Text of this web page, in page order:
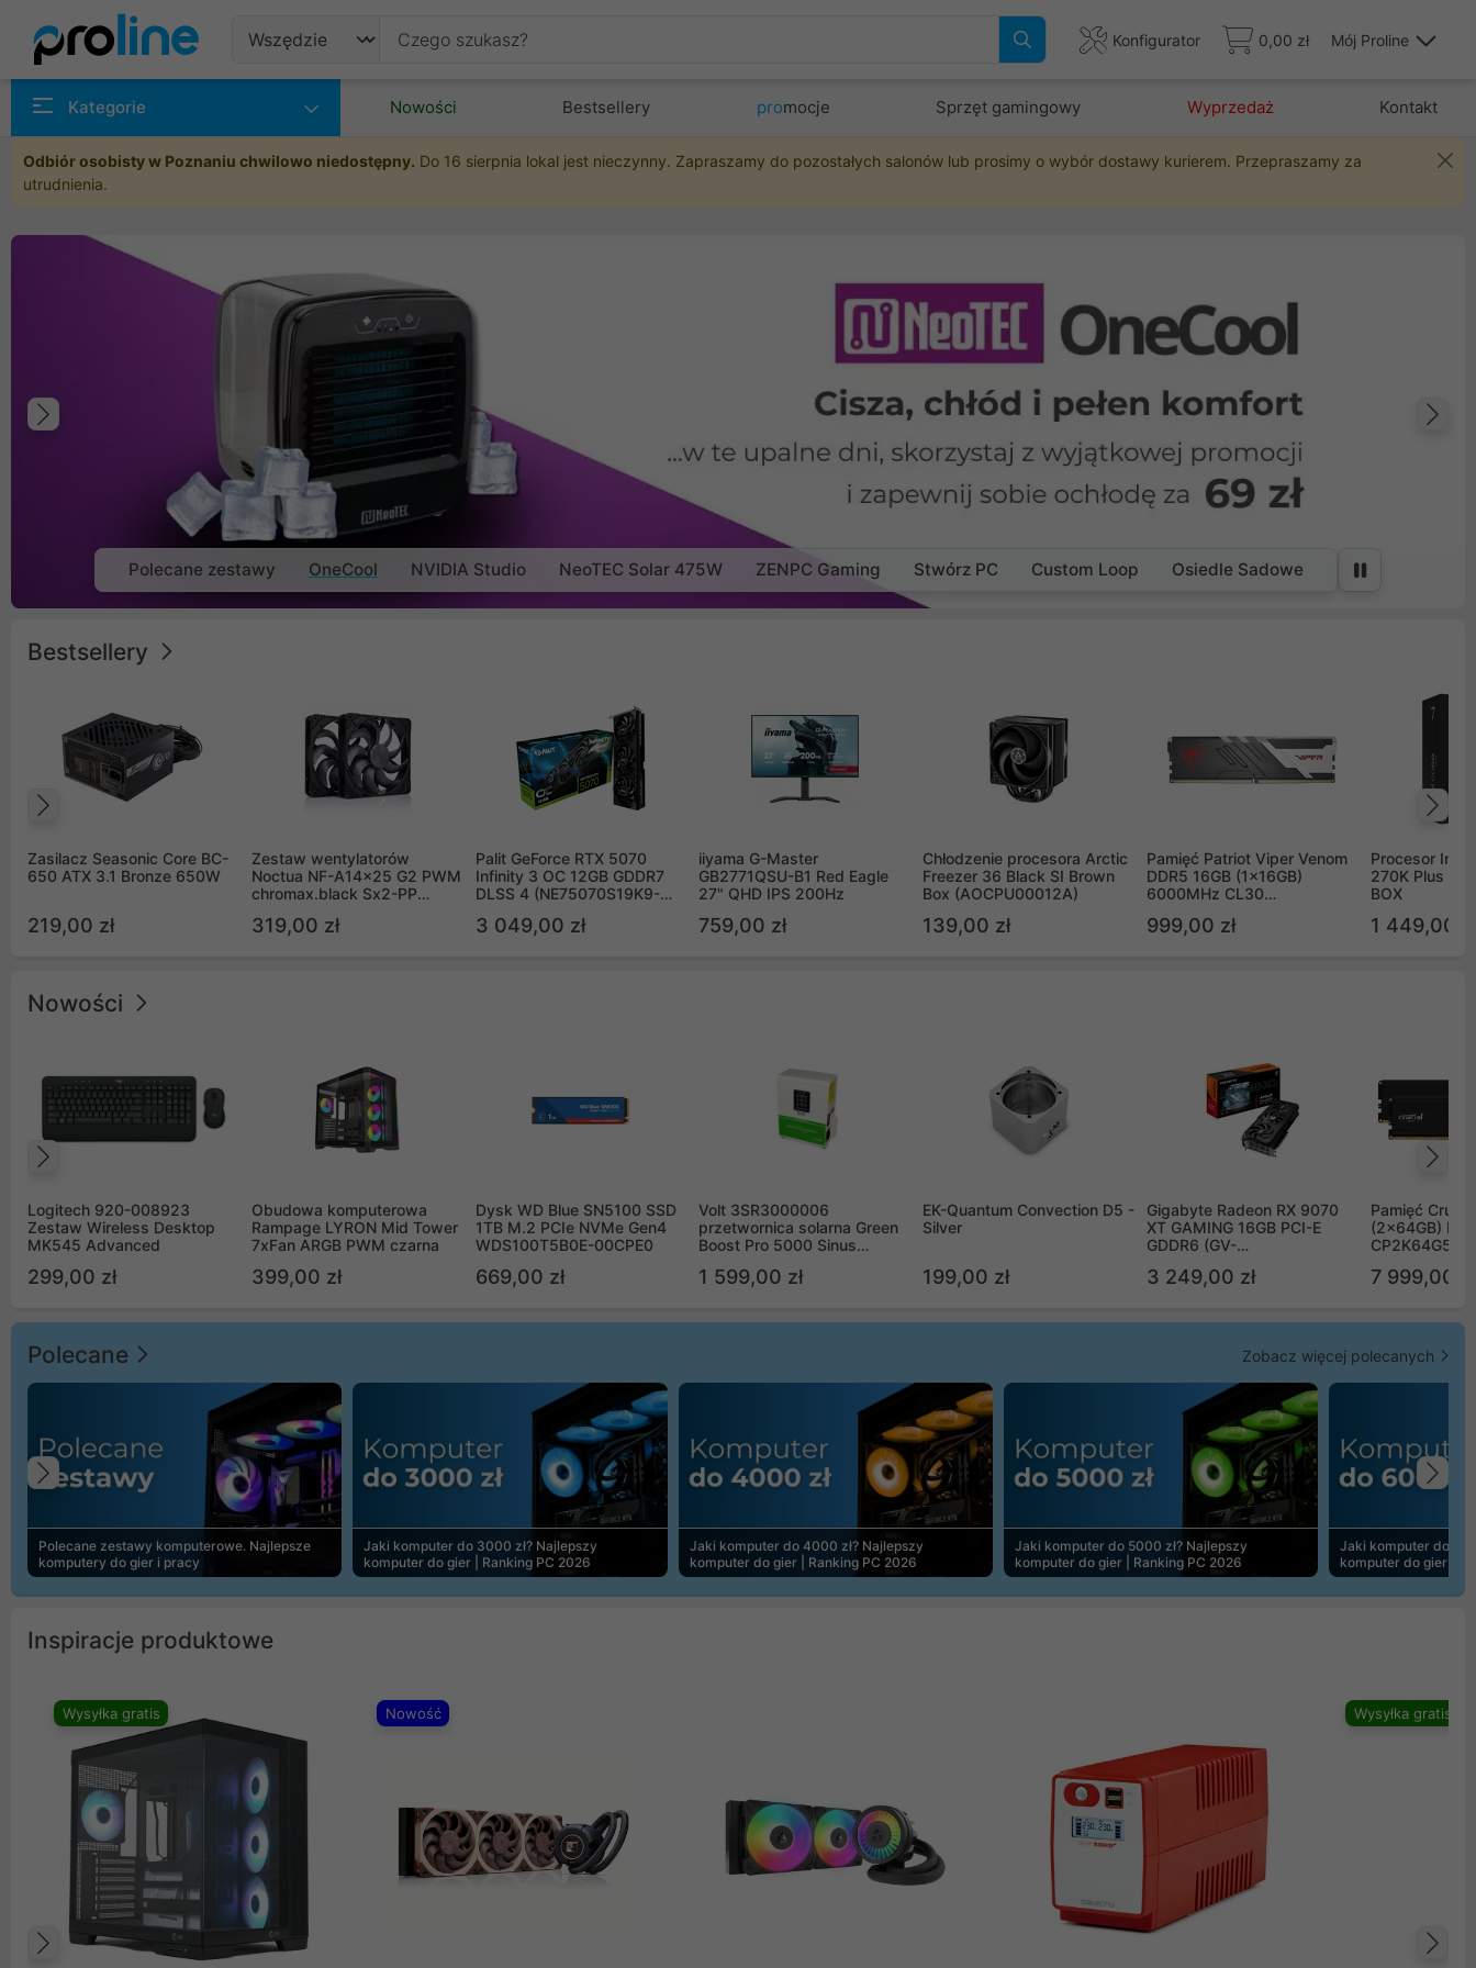
Konfigurator 0,00 zł Mój Proline
Kategorie Nowości Bestsellery promocje Sprzęt gamingowy Wyprzedaż Kontakt
Odbiór osobisty w Poznaniu chwilowo niedostępny. Do 16 sierpnia lokal jest nieczynny. Zapraszamy do pozostałych salonów lub prosimy o wybór dostawy kurierem. Przepraszamy za
utrudnienia.
Poprzedni
Polecane zestawy OneCool NVIDIA Studio NeoTEC Solar 475W ZENPC Gaming Stwórz PC Custom Loop Osiedle Sadowe
Bestsellery
Zasilacz Seasonic Core BC-
650 ATX 3.1 Bronze 650W
219,00 zł
Zestaw wentylatorów
Noctua NF-A14x25 G2 PWM
chromax.black Sx2-PP
(2szt)
319,00 zł
Palit GeForce RTX 5070
Infinity 3 OC 12GB GDDR7
DLSS 4 (NE75070S19K9-
3 049,00 zł
iiyama G-Master
GB2771QSU-B1 Red Eagle
27" QHD IPS 200Hz
759,00 zł
Chłodzenie procesora Arctic
Freezer 36 Black SI Brown
Box (AOCPU00012A)
139,00 zł
Pamięć Patriot Viper Venom
DDR5 16GB (1x16GB)
6000MHz CL30
999,00 zł
Procesor Intel
270K Plus
BOX
1 449,00 zł
Nowości
Logitech 920-008923
Zestaw Wireless Desktop
MK545 Advanced
299,00 zł
Obudowa komputerowa
Rampage LYRON Mid Tower
7xFan ARGB PWM czarna
399,00 zł
Dysk WD Blue SN5100 SSD
1TB M.2 PCIe NVMe Gen4
WDS100T5B0E-00CPE0
669,00 zł
Volt 3SR3000006
przetwornica solarna Green
Boost Pro 5000 Sinus
1 599,00 zł
EK-Quantum Convection D5 -
Silver
199,00 zł
Gigabyte Radeon RX 9070
XT GAMING 16GB PCI-E
GDDR6 (GV-
3 249,00 zł
Pamięć
(2x64GB)
7 999,00 zł
Polecane Zobacz więcej polecanych
Polecane zestawy komputerowe. Najlepsze
komputery do gier i pracy
Jaki komputer do 3000 zł? Najlepszy
komputer do gier | Ranking PC 2026
Jaki komputer do 4000 zł? Najlepszy
komputer do gier | Ranking PC 2026
Jaki komputer do 5000 zł? Najlepszy
komputer do gier | Ranking PC 2026
Jaki komputer do
komputer do gier |
Poprzedni
Inspiracje produktowe
Wysyłka gratis Nowość Wysyłka gratis